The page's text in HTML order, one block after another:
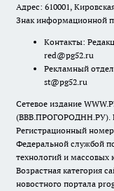
Адрес: 610001,
Знак информационной
Контакты:
red@pg52.ru
Рекламный
st@pg52.ru
Сетевое издание
(ВВВ.ПРОГОРОДНН.РУ).
Регистрационный номер
Федеральной службой
технологий и массовых
Возрастная категория
новостного портала